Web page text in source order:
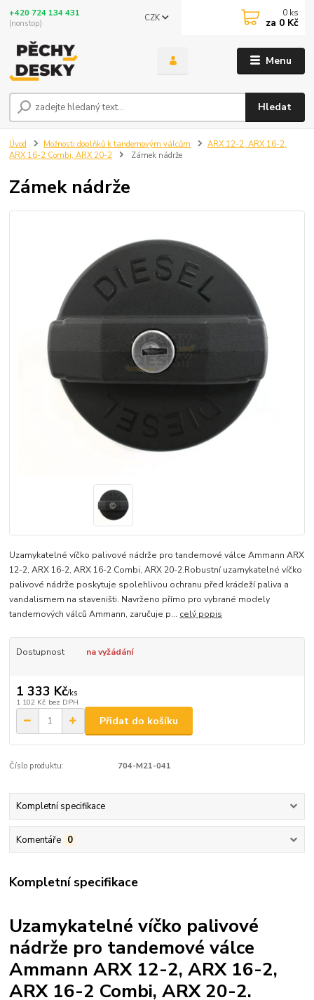
Menu
CZK
Hledat
+420 724 134 431
(nonstop)
0 ks
za 0 Kč
Úvod Možnosti doplňků k tandemovým válcům
ARX 12-2, ARX 16-2,
ARX 16-2 Combi, ARX 20-2
Zámek nádrže
Zámek nádrže
Uzamykatelné víčko palivové nádrže pro tandemové válce Ammann ARX
12-2, ARX 16-2, ARX 16-2 Combi, ARX 20-2.Robustní uzamykatelné víčko
palivové nádrže poskytuje spolehlivou ochranu před krádeží paliva a
vandalismem na staveništi. Navrženo přímo pro vybrané modely
tandemových válců Ammann, zaručuje p... celý popis
Dostupnost na vyžádání
1 333 Kč/ks
1 102 Kč bez DPH
Přidat do košíku
Číslo produktu: 704-M21-041
Kompletní specifikace
Komentáře 0
Kompletní specifikace
Uzamykatelné víčko palivové
nádrže pro tandemové válce
Ammann ARX 12-2, ARX 16-2,
ARX 16-2 Combi, ARX 20-2.